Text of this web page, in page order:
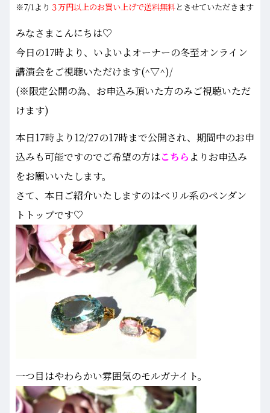
※7/1より ３万円以上のお買い上げで送料無料とさせていただきます
みなさまこんにちは♡
今日の17時より、いよいよオーナーの冬至オンライン
講演会をご視聴いただけます(^▽^)/
(※限定公開の為、お申込み頂いた方のみご視聴いただ
けます)
本日17時より12/27の17時まで公開され、期間中のお申
込みも可能ですのでご希望の方はこちら よりお申込み
をお願いいたします。
さて、本日ご紹介いたしますのはべリル系のペンダン
トトップです♡
一つ目はやわらかい雰囲気のモルガナイト。